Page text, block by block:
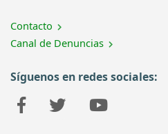
Contacto
Canal de Denuncias
Síguenos en redes sociales: